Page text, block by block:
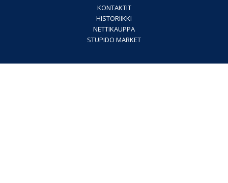
KONTAKTIT
HISTORIIKKI
NETTIKAUPPA
STUPIDO MARKET